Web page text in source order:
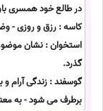
در طالع خود همسری
کاسه : رزق و روزی -
استخوان : نشان
گذرد.
گوسفند : زندگی آرام
برطرف می شود - به